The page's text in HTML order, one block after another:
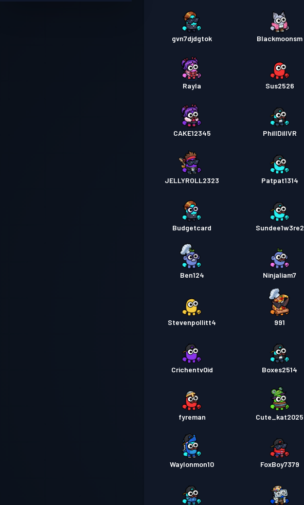
gvn7djdgtok Blackmoonsm
Rayla Sus2526
CAKE12345 PhillDillVR
JELLYROLL2323 Patpat1314
Budgetcard Sundee1w3re2
Ben124 Ninjaliam7
Stevenpollitt4 991
Crichentv0id Boxes2514
fyreman Cute_kat2025
Waylonmon10 FoxBoy7379